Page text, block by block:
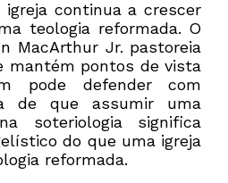
igreja continua a crescer
teologia reformada. O
MacArthur Jr. pastoreia
mantém pontos de vista
pode defender com
de que assumir uma
soteriologia significa
do que uma igreja
reformada.